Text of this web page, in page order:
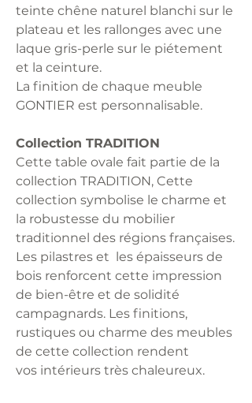
teinte chêne naturel blanchi sur le
plateau et les rallonges avec une
laque gris-perle sur le piétement
et la ceinture.
La finition de chaque meuble
GONTIER est personnalisable.
Collection TRADITION
Cette table ovale fait partie de la
collection TRADITION, Cette
collection symbolise le charme et
la robustesse du mobilier
traditionnel des régions françaises.
Les pilastres et les épaisseurs de
bois renforcent cette impression
de bien-être et de solidité
campagnards. Les finitions,
rustiques ou charme des meubles
de cette collection rendent
vos intérieurs très chaleureux.